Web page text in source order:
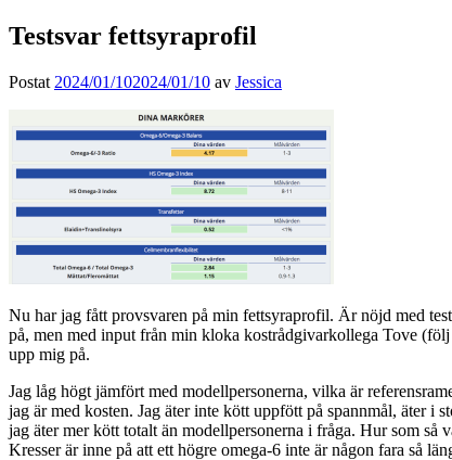
Testsvar fettsyraprofil
Postat 2024/01/102024/01/10 av Jessica
Nu har jag fått provsvaren på min fettsyraprofil. Är nöjd med
på, men med input från min kloka kostrådgivarkollega Tove
upp mig på.
Jag låg högt jämfört med modellpersonerna, vilka är
jag är med kosten. Jag äter inte kött uppfött på spannmål, äter
jag äter mer kött totalt än modellpersonerna i fråga. Hur som så
Kresser är inne på att ett högre omega-6 inte är någon fara så